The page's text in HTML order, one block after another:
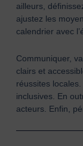
ailleurs,
ajustez les
calendrier avec
Communiquer,
clairs et
réussites
inclusives. En
acteurs. Enfin,